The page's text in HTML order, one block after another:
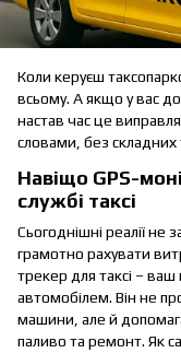
Коли керуєш
всьому. А якщо у вас
настав час це
словами, без складних
Навіщо GPS-
службі таксі
Сьогоднішні реалії не
грамотно рахувати
трекер для таксі –
автомобілем. Він не
машини, але й
паливо та ремонт. Як